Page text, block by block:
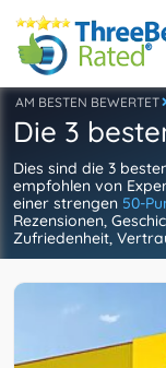
AM BESTEN BEWERTET
Die 3
Dies sind die 3
empfohlen von
einer strengen 50-
Rezensionen,
Zufriedenheit,